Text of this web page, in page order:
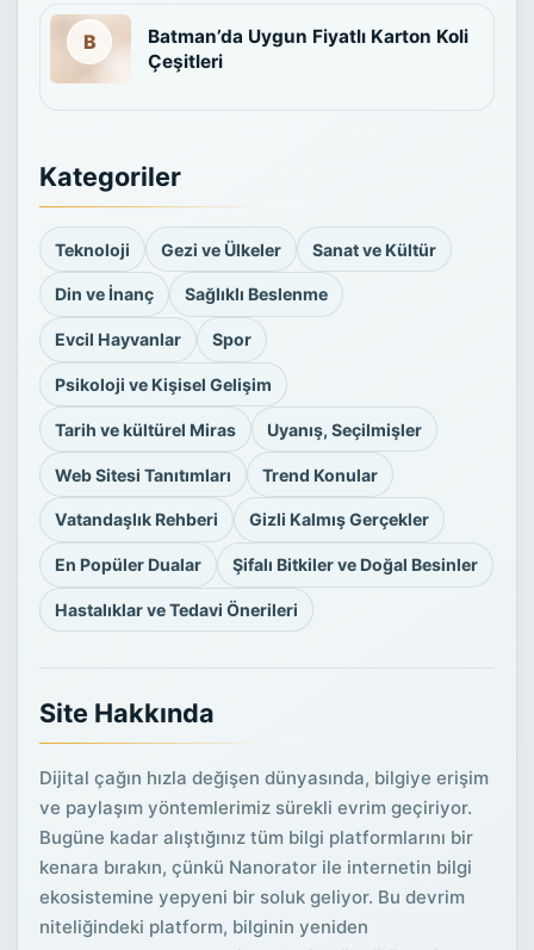
Batman’da Uygun Fiyatlı Karton Koli
Çeşitleri
Kategoriler
Teknoloji Gezi ve Ülkeler Sanat ve Kültür
Din ve İnanç Sağlıklı Beslenme
Evcil Hayvanlar Spor
Psikoloji ve Kişisel Gelişim
Tarih ve kültürel Miras Uyanış, Seçilmişler
Web Sitesi Tanıtımları Trend Konular
Vatandaşlık Rehberi Gizli Kalmış Gerçekler
En Popüler Dualar Şifalı Bitkiler ve Doğal Besinler
Hastalıklar ve Tedavi Önerileri
Site Hakkında
Dijital çağın hızla değişen dünyasında, bilgiye erişim
ve paylaşım yöntemlerimiz sürekli evrim geçiriyor.
Bugüne kadar alıştığınız tüm bilgi platformlarını bir
kenara bırakın, çünkü Nanorator ile internetin bilgi
ekosistemine yepyeni bir soluk geliyor. Bu devrim
niteliğindeki platform, bilginin yeniden